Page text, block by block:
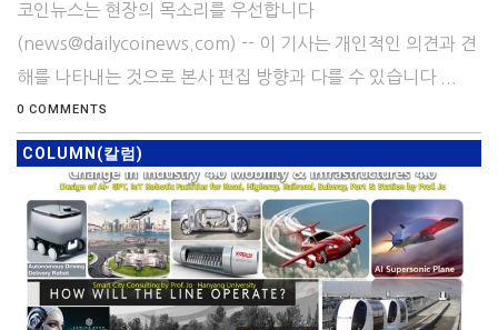
코인뉴스는 현장의 목소리를 우선합니다
(news@dailycoinews.com) -- 이 기사는 개인적인 의견과 견
해를 나타내는 것으로 본사 편집 방향과 다를 수 있습니다 ...
0 COMMENTS
COLUMN(칼럼)